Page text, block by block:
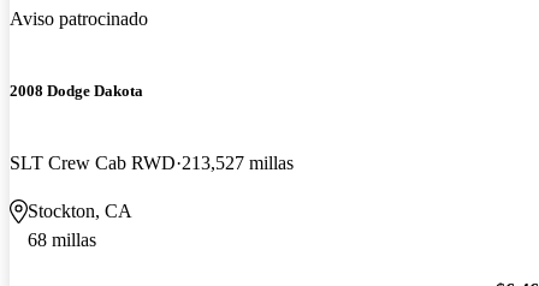
Aviso patrocinado
2008 Dodge Dakota
SLT Crew Cab RWD 213,527 millas
Stockton, CA
68 millas